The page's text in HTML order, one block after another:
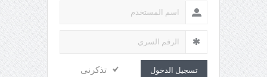
تسجيل الدخول تذكرنى